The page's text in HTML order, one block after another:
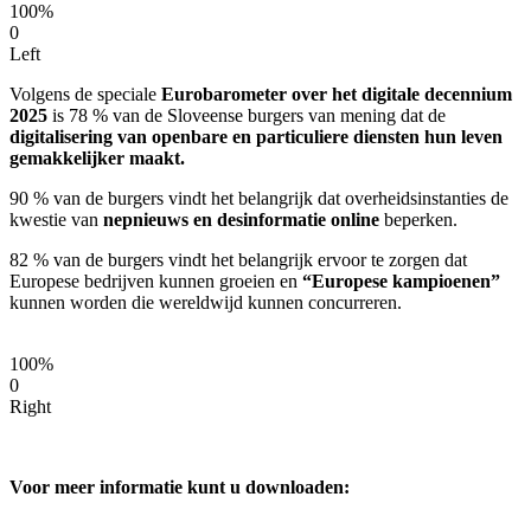
100%
0
Left
Volgens de speciale Eurobarometer over het digitale decennium
2025 is 78 % van de Sloveense burgers van mening dat de
digitalisering van openbare en particuliere diensten hun leven
gemakkelijker maakt.
90 % van de burgers vindt het belangrijk dat overheidsinstanties de
kwestie van nepnieuws en desinformatie online beperken.
82 % van de burgers vindt het belangrijk ervoor te zorgen dat
Europese bedrijven kunnen groeien en “Europese kampioenen”
kunnen worden die wereldwijd kunnen concurreren.
100%
0
Right
Voor meer informatie kunt u downloaden: